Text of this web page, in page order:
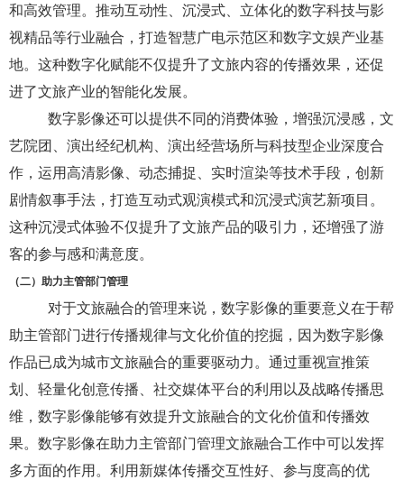
和高效管理。推动互动性、沉浸式、立体化的数字科技与影
视精品等行业融合，打造智慧广电示范区和数字文娱产业基
地。这种数字化赋能不仅提升了文旅内容的传播效果，还促
进了文旅产业的智能化发展。
数字影像还可以提供不同的消费体验，增强沉浸感，文
艺院团、演出经纪机构、演出经营场所与科技型企业深度合
作，运用高清影像、动态捕捉、实时渲染等技术手段，创新
剧情叙事手法，打造互动式观演模式和沉浸式演艺新项目 。
这种沉浸式体验不仅提升了文旅产品的吸引力，还增强了游
客的参与感和满意度。
（二）助力主管部门管理
对于文旅融合的管理来说，数字影像的重要意义在于帮
助主管部门进行传播规律与文化价值的挖掘，因为数字影像
作品已成为城市文旅融合的重要驱动力。通过重视宣推策
划、轻量化创意传播、社交媒体平台的利用以及战略传播思
维， 数字影像能够有效提升文旅融合的文化价值和传播效
果。 数字影像在助力主管部门管理文旅融合工作中可以发挥
多方面的作用。 利用新媒体传播交互性好、参与度高的优